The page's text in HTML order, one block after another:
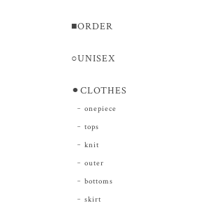
■ORDER
○UNISEX
⚫︎CLOTHES
onepiece
tops
knit
outer
bottoms
skirt